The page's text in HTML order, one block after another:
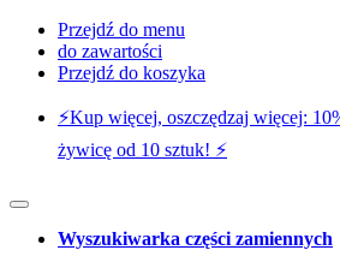
Przejdź do menu
do zawartości
Przejdź do koszyka
⚡️Kup więcej, oszczędzaj więcej:
żywicę od 10 sztuk! ⚡️
Wyszukiwarka części zamiennych